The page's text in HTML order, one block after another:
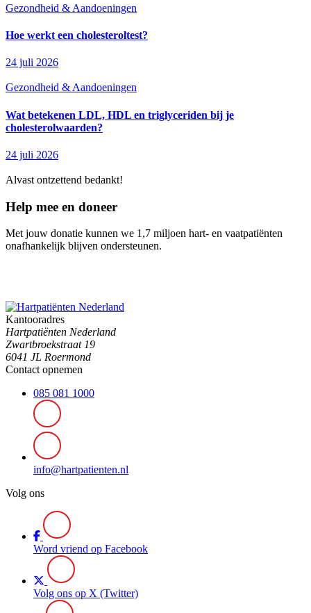
Gezondheid & Aandoeningen
Hoe werkt een cholesteroltest?
24 juli 2026
Gezondheid & Aandoeningen
Wat betekenen LDL, HDL en triglyceriden bij je
cholesterolwaarden?
24 juli 2026
Alvast ontzettend bedankt!
Help mee en doneer
Met jouw donatie kunnen we 1,7 miljoen hart- en vaatpatiënten
onafhankelijk blijven ondersteunen.
Kantooradres
Hartpatiënten Nederland
Zwartbroekstraat 19
6041 JL Roermond
Contact opnemen
085 081 1000
info@hartpatienten.nl
Volg ons
Word vriend op Facebook
Volg ons op X (Twitter)